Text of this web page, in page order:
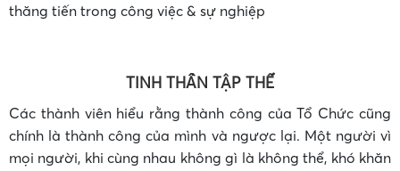
thăng tiến trong công việc & sự nghiệp
TINH THẦN TẬP THỂ
Các thành viên hiểu rằng thành công của Tổ Chức cũng
chính là thành công của mình và ngược lại. Một người vì
mọi người, khi cùng nhau không gì là không thể, khó khăn